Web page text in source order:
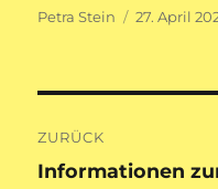
Autor
Petra Stein 27. April
ZURÜCK
Vorheriger
Informationen